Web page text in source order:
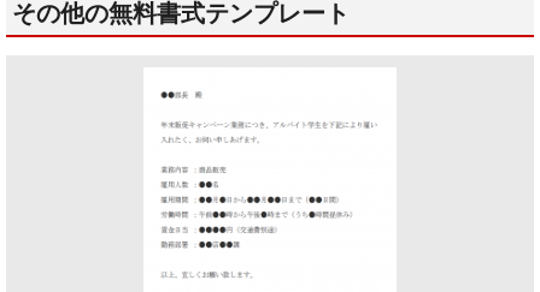
その他の無料書式テンプレート